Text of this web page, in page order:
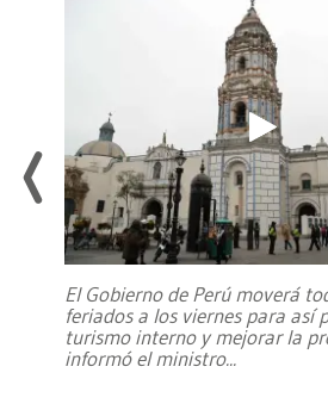
El Gobierno de Perú moverá
feriados a los viernes para así
turismo interno y mejorar la
informó el ministro...